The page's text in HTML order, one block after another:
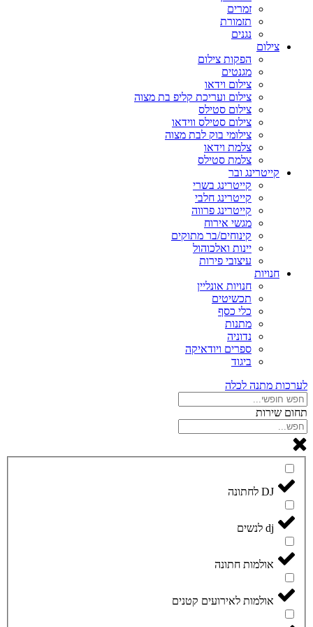
זמרים
תזמורת
נגנים
צילום
הפקות צילום
מגנטים
צילום וידאו
צילום ועריכת קליפ בת מצוה
צילום סטילס
צילום סטילס ווידאו
צילומי בוק לבת מצוה
צלמת וידאו
צלמת סטילס
קייטרינג ובר
קייטרינג בשרי
קייטרינג חלבי
קייטרינג פרווה
מגשי אירוח
קינוחים/בר מתוקים
יינות ואלכוהול
עיצובי פירות
חנויות
חנויות אונליין
תכשיטים
כלי כסף
מתנות
נדוניה
ספרים ויודאיקה
ביגוד
לערכות מתנה לכלה
תחום שירות
DJ לחתונה
dj לנשים
אולמות חתונה
אולמות לאירועים קטנים